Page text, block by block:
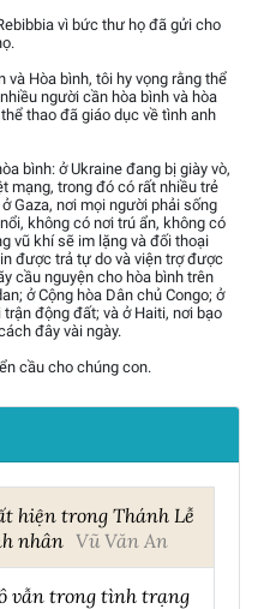
vì bức thư họ đã gửi cho
và Hòa bình, tôi hy vọng rằng thể
người cần hòa bình và hòa
thao đã giáo dục về tình anh
bình: ở Ukraine đang bị giày vò,
mạng, trong đó có rất nhiều trẻ
Gaza, nơi mọi người phải sống
không có nơi trú ẩn, không có
vũ khí sẽ im lặng và đối thoại
được trả tự do và viện trợ được
cầu nguyện cho hòa bình trên
ở Cộng hòa Dân chủ Congo; ở
động đất; và ở Haiti, nơi bạo
đây vài ngày.
cầu cho chúng con.
hiện trong Thánh Lễ
nhân Vũ Văn An
vẫn trong tình trạng